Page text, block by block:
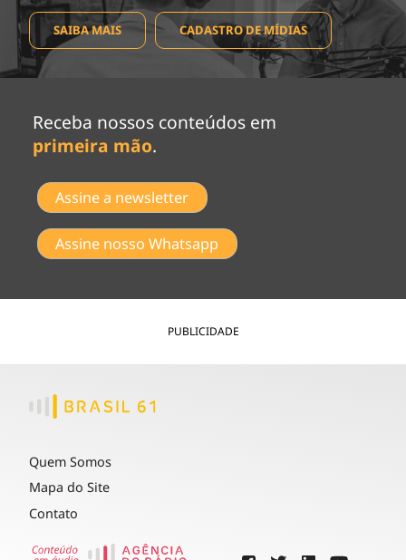
SAIBA MAIS CADASTRO DE MÍDIAS
Receba nossos conteúdos em
primeira mão.
Assine a newsletter
Assine nosso Whatsapp
PUBLICIDADE
Quem Somos
Mapa do Site
Contato